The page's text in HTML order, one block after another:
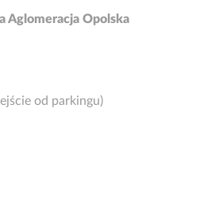
Aglomeracja Opolska
od parkingu)